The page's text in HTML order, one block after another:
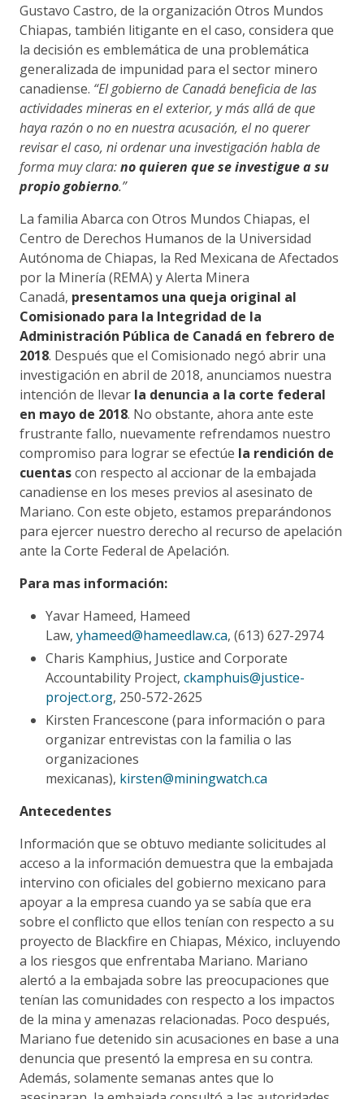
Gustavo Castro, de la organización Otros Mundos
Chiapas, también litigante en el caso, considera que
la decisión es emblemática de una problemática
generalizada de impunidad para el sector minero
canadiense. “El gobierno de Canadá beneficia de las
actividades mineras en el exterior, y más allá de que
haya razón o no en nuestra acusación, el no querer
revisar el caso, ni ordenar una investigación habla de
forma muy clara:no quieren que se investigue a su
propio gobierno.”
La familia Abarca con Otros Mundos Chiapas, el
Centro de Derechos Humanos de la Universidad
Autónoma de Chiapas, la Red Mexicana de Afectados
por la Minería (REMA) y Alerta Minera
Canadá, presentamos una queja original al
Comisionado para la Integridad de la
Administración Pública de Canadá en febrero de
2018. Después que el Comisionado negó abrir una
investigación en abril de 2018, anunciamos nuestra
intención de llevar la denuncia a la corte federal
en mayo de 2018. No obstante, ahora ante este
frustrante fallo, nuevamente refrendamos nuestro
compromiso para lograr se efectúe la rendición de
cuentascon respecto al accionar de la embajada
canadiense en los meses previos al asesinato de
Mariano. Con este objeto, estamos preparándonos
para ejercer nuestro derecho al recurso de apelación
ante la Corte Federal de Apelación.
Para mas información:
Yavar Hameed, Hameed
Law, yhameed@hameedlaw.ca, (613) 627-2974
Charis Kamphius, Justice and Corporate
Accountability Project, ckamphuis@justice-
project.org, 250-572-2625
Kirsten Francescone (para información o para
organizar entrevistas con la familia o las
organizaciones
mexicanas), kirsten@miningwatch.ca
Antecedentes
Información que se obtuvo mediante solicitudes al
acceso a la información demuestra que la embajada
intervino con oficiales del gobierno mexicano para
apoyar a la empresa cuando ya se sabía que era
sobre el conflicto que ellos tenían con respecto a su
proyecto de Blackfire en Chiapas, México, incluyendo
a los riesgos que enfrentaba Mariano. Mariano
alertó a la embajada sobre las preocupaciones que
tenían las comunidades con respecto a los impactos
de la mina y amenazas relacionadas. Poco después,
Mariano fue detenido sin acusaciones en base a una
denuncia que presentó la empresa en su contra.
Además, solamente semanas antes que lo